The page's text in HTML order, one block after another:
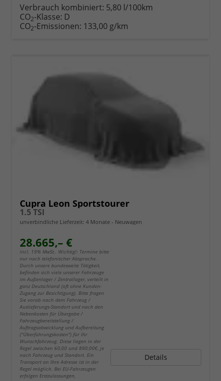
Verbrauch kombiniert: 5,80 l/100km
CO2-Klasse: D
CO2-Emissionen: 133,00 g/km
Cupra Leon Sportstourer
1.5 TSI
unverbindliche Lieferzeit: 4 Monate Neuwagen
28.665,– €
incl. 19% MwSt.. Wichtig!: Termine bitte
nur nach telefonischer Absprache.
Durch unsere bundesweite Tätigkeit,
befinden sich viele unserer Fahrzeuge
im Außenlager / Zentrallager, verteilt in
ganz Deutschland (oft ohne Kunden-
Zugang zur Besichtigung). Bitte fragen
Sie vorab nach dem Fahrzeug /
Auslieferungs-Standort und nach den
Nebenkosten für Übergabe /
Fahrzeugbereitstellung /
Auftragsabwicklung und Aufbereitung
("Überführungskosten") für Ihr
Wunschfahrzeug. Diese liegen in der
Regel zwischen 60,00 und 890,00€, je
nach Fahrzeug und Standort. Ein
Transport an Ihre Adresse ist in der
Regel möglich. Bei EU-Fahrzeugen
erfolgen Erstzulassungen,
Details